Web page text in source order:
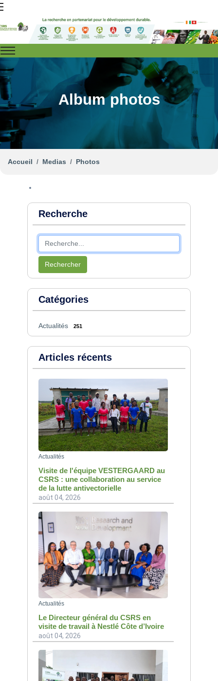
Album photos
Accueil Medias Photos
Recherche
Rechercher
Catégories
Actualités 251
Articles récents
Actualités
Visite de l'équipe VESTERGAARD au
CSRS : une collaboration au service
de la lutte antivectorielle
août 04, 2026
Actualités
Le Directeur général du CSRS en
visite de travail à Nestlé Côte d’Ivoire
août 04, 2026